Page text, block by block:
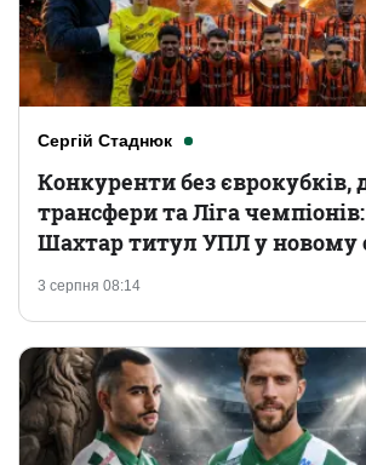
Сергій Стаднюк
3 серпня 08:14
Конкуренти без єврокубків,
трансфери та Ліга
Шахтар титул УПЛ у новому